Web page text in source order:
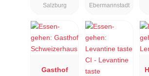
Salzburg
Ebermannstadt
Gasthof